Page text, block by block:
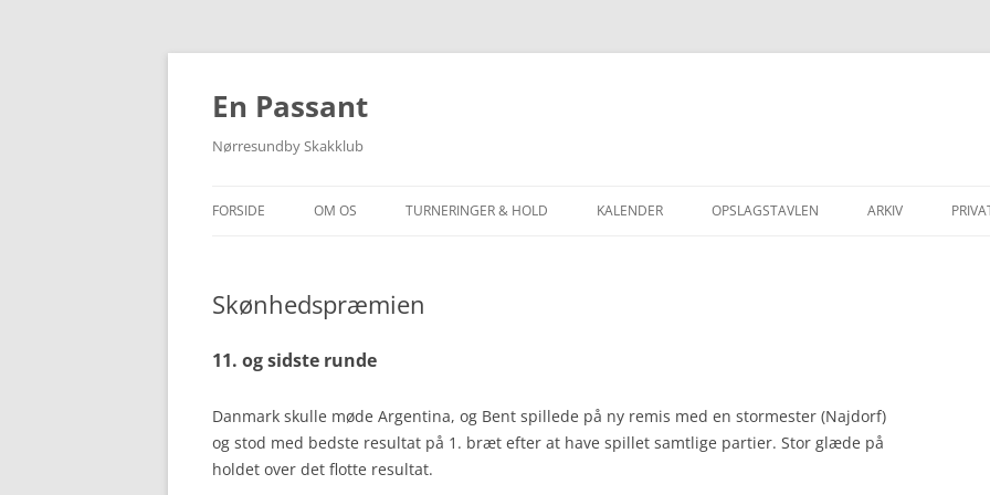
Hop
En Passant
Nørresundby Skakklub
FORSIDE OM OS
MEDLEMS-/RATINGLISTE
TURNERINGER & HOLD
FORÅRSTURNERINGEN
HOLDOPSTILLINGER
KALENDER OPSLAGSTAVLEN ARKIV
SKAKFERIE I
SKAKFERIE I
Skønhedspræmien
11. og sidste runde
Danmark skulle møde Argentina, og Bent spillede på ny remis med en stormester (Najdorf)
og stod med bedste resultat på 1. bræt efter at have spillet samtlige partier. Stor glæde på
holdet over det flotte resultat.